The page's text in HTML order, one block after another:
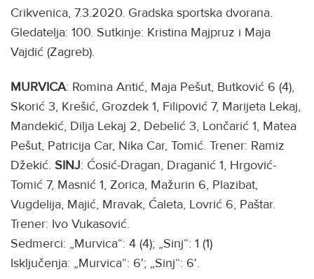
Crikvenica, 7.3.2020. Gradska sportska dvorana.
Gledatelja: 100. Sutkinje: Kristina Majpruz i Maja
Vajdić (Zagreb).
MURVICA: Romina Antić, Maja Pešut, Butković 6 (4),
Skorić 3, Krešić, Grozdek 1, Filipović 7, Marijeta Lekaj,
Mandekić, Dilja Lekaj 2, Debelić 3, Lončarić 1, Matea
Pešut, Patricija Car, Nika Car, Tomić. Trener: Ramiz
Džekić. SINJ: Ćosić-Dragan, Draganić 1, Hrgović-
Tomić 7, Masnić 1, Zorica, Mažurin 6, Plazibat,
Vugdelija, Majić, Mravak, Ćaleta, Lovrić 6, Paštar.
Trener: Ivo Vukasović.
Sedmerci: „Murvica“: 4 (4); „Sinj“: 1 (1)
Isključenja: „Murvica“: 6′; „Sinj“: 6′.